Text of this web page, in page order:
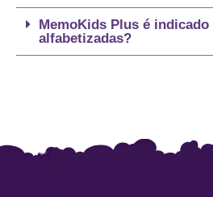
MemoKids Plus é
alfabetizadas?